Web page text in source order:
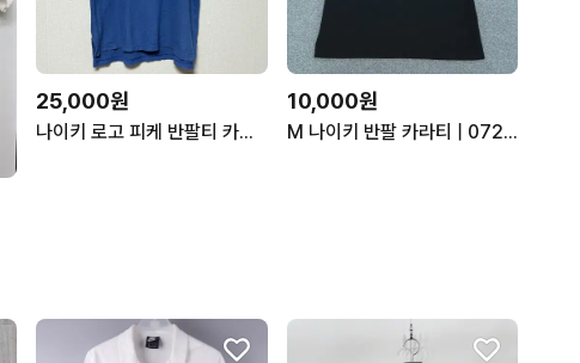
25,000원
나이키 로고 피케 반팔티 카라티
10,000원
M 나이키 반팔 카라티 | 0727C09